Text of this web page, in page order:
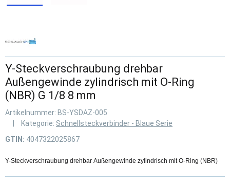
Y-Steckverschraubung drehbar
Außengewinde zylindrisch mit O-Ring
(NBR) G 1/8 8 mm
Artikelnummer: BS-YSDAZ-005
Kategorie: Schnellsteckverbinder - Blaue Serie
GTIN: 4047322025867
Y-Steckverschraubung drehbar Außengewinde zylindrisch mit O-Ring (NBR)